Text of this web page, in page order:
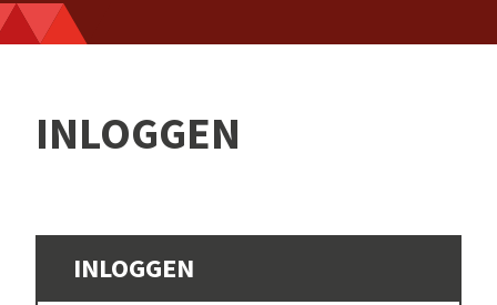
INLOGGEN
INLOGGEN